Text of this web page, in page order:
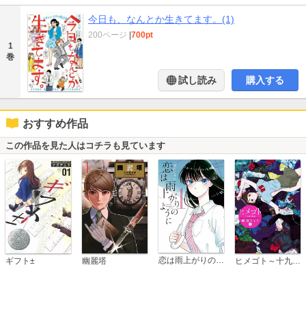
1
巻
今日も、なんとか生きてます。(1)
200ページ 700pt
試し読み 購入する
おすすめ作品
この作品を見た人はコチラも見ています
ギフト± 幽麗塔 恋は雨上がりのように